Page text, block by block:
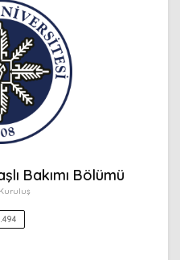
Bakımı Bölümü
Kuruluş